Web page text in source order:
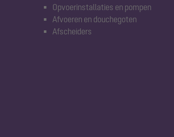
Opvoerinstallaties en pompen
Afvoeren en douchegoten
Afscheiders